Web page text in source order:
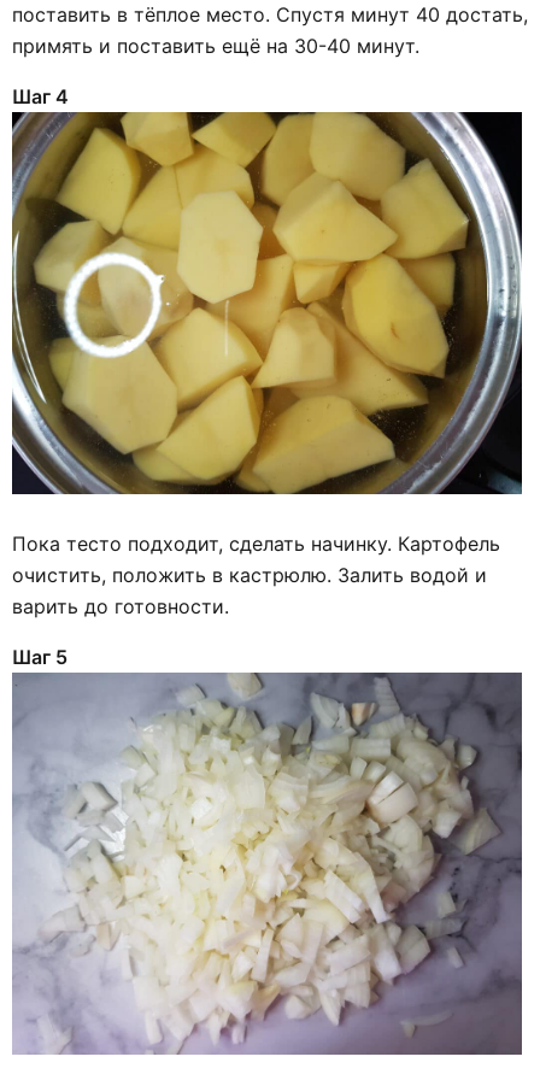
поставить в тёплое место. Спустя минут 40 достать,
примять и поставить ещё на 30-40 минут.
Шаг 4
Пока тесто подходит, сделать начинку. Картофель
очистить, положить в кастрюлю. Залить водой и
варить до готовности.
Шаг 5